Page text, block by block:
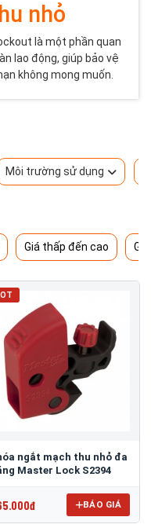
nhỏ
là một phần quan
lao động, giúp bảo vệ
không mong muốn.
Môi trường sử dụng
Giá thấp đến cao
ngắt mạch thu nhỏ đa
Master Lock S2394
BÁO GIÁ